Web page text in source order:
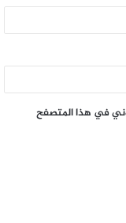
في هذا المتصفح